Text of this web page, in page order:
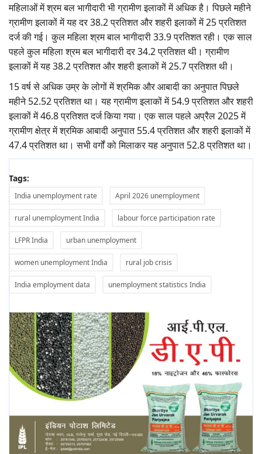
महिलाओं में श्रम बल भागीदारी भी ग्रामीण इलाकों में अधिक है। पिछले महीने
ग्रामीण इलाकों में यह दर 38.2 प्रतिशत और शहरी इलाकों में 25 प्रतिशत
दर्ज की गई। कुल महिला श्रम बाल भागीदारी 33.9 प्रतिशत रही। एक साल
पहले कुल महिला श्रम बल भागीदारी दर 34.2 प्रतिशत थी। ग्रामीण
इलाकों में यह 38.2 प्रतिशत और शहरी इलाकों में 25.7 प्रतिशत थी।
15 वर्ष से अधिक उम्र के लोगों में श्रमिक और आबादी का अनुपात पिछले
महीने 52.52 प्रतिशत था। यह ग्रामीण इलाकों में 54.9 प्रतिशत और शहरी
इलाकों में 46.8 प्रतिशत दर्ज किया गया। एक साल पहले अप्रैल 2025 में
ग्रामीण क्षेत्र में श्रमिक आबादी अनुपात 55.4 प्रतिशत और शहरी इलाकों में
47.4 प्रतिशत था। सभी वर्गों को मिलाकर यह अनुपात 52.8 प्रतिशत था।
Tags:
India unemployment rate April 2026 unemployment
rural unemployment India labour force participation rate
LFPR India urban unemployment
women unemployment India rural job crisis
India employment data unemployment statistics India